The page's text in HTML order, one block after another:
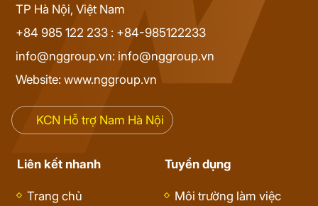
TP Hà Nội, Việt Nam
+84 985 122 233 : +84-985122233
info@nggroup.vn: info@nggroup.vn
Website: www.nggroup.vn
KCN Hỗ trợ Nam Hà Nội
Liên kết nhanh
Trang chủ
Tuyển dụng
Môi trường làm việc